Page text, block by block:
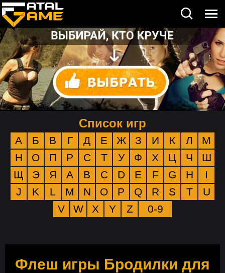
Список игр
А Б В Г Д Е Ж З И К Л
М
Н
О П Р С Т У Ф Х Ц Ч
Ш
Щ
Э Я A B C D E F G H
I
J
K L M N O P Q R S T
U
V
W X Y Z 0-9
Флеш игры Бродилки для